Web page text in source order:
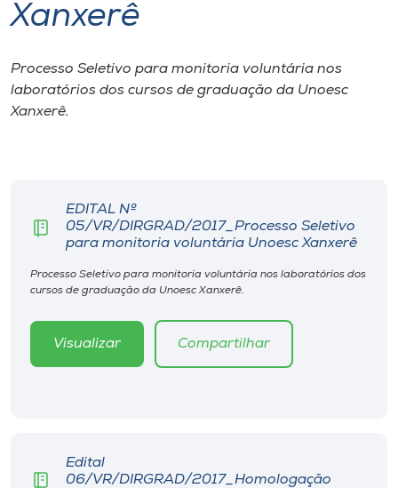
CPA
Biblioteca
Museu
Unoesc
Xanxerê
Processo Seletivo para monitoria voluntária nos
laboratórios dos cursos de graduação da Unoesc
Xanxerê.
EDITAL Nº
05/VR/DIRGRAD/2017_Processo Seletivo
para monitoria voluntária Unoesc Xanxerê
Processo Seletivo para monitoria voluntária nos laboratórios dos
cursos de graduação da Unoesc Xanxerê.
Visualizar Compartilhar
Edital
06/VR/DIRGRAD/2017_Homologação